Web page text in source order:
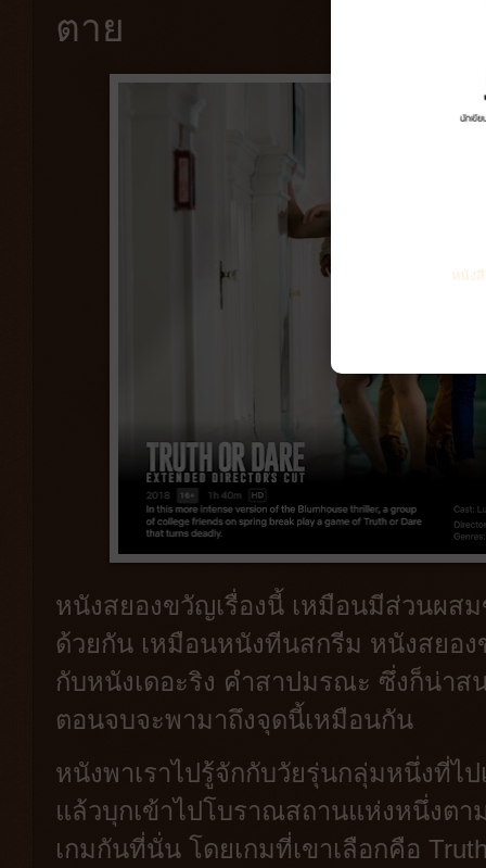
ตาย
หนังสยองขวัญเรื่องนี้ เหมือนมีส่วนผส
ด้วยกัน เหมือนหนังทีนสกรีม หนังสยอ
กับหนังเดอะริง คำสาปมรณะ ซึ่งก็น่าส
ตอนจบจะพามาถึงจุดนี้เหมือนกัน
หนังพาเราไปรู้จักกับวัยรุ่นกลุ่มหนึ่งที่ไ
แล้วบุกเข้าไปโบราณสถานแห่งหนึ่งต
เกมกันที่นั่น โดยเกมที่เขาเลือกคือ
หนัง